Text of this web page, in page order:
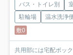
バス・トイレ別
駐輪場
温水洗浄
敷0
共用部には宅配ボッ